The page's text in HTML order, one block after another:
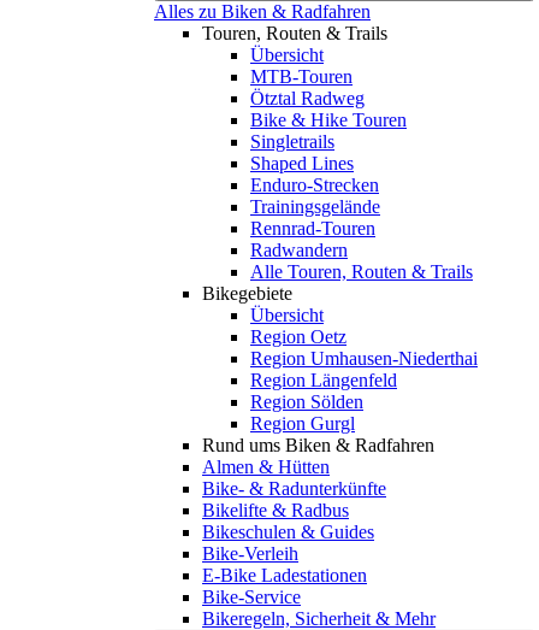
Alles zu Biken & Radfahren
Touren, Routen & Trails
Übersicht
MTB-Touren
Ötztal Radweg
Bike & Hike Touren
Singletrails
Shaped Lines
Enduro-Strecken
Trainingsgelände
Rennrad-Touren
Radwandern
Alle Touren, Routen & Trails
Bikegebiete
Übersicht
Region Oetz
Region Umhausen-Niederthai
Region Längenfeld
Region Sölden
Region Gurgl
Rund ums Biken & Radfahren
Almen & Hütten
Bike- & Radunterkünfte
Bikelifte & Radbus
Bikeschulen & Guides
Bike-Verleih
E-Bike Ladestationen
Bike-Service
Bikeregeln, Sicherheit & Mehr